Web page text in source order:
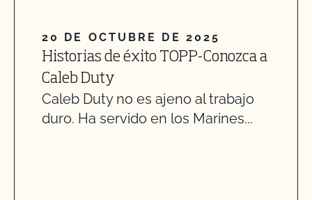
20 DE OCTUBRE DE 2025
Historias de éxito TOPP-Conozca a
Caleb Duty
Caleb Duty no es ajeno al trabajo
duro. Ha servido en los Marines...